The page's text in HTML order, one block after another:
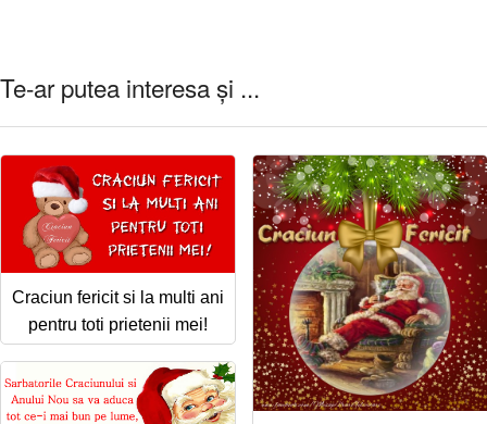
Te-ar putea interesa și ...
Craciun fericit si la multi ani
pentru toti prietenii mei!